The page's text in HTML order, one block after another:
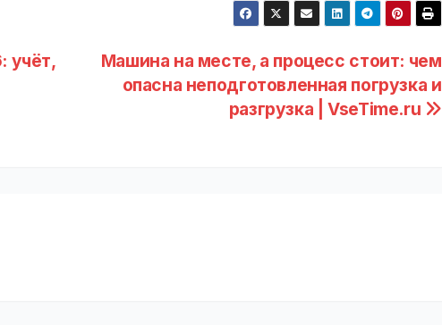
Машина на месте, а процесс стоит: чем
опасна неподготовленная погрузка и
разгрузка | VseTime.ru
учёт,